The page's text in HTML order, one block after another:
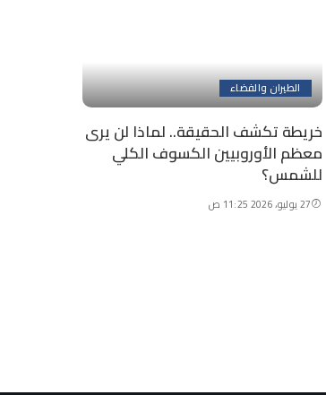
الطيران والفضاء
خريطة تكشف الحقيقة.. لماذا لن يرى
معظم الأوروبيين الكسوف الكلي
للشمس؟
27 يوليو، 2026 11:25 ص